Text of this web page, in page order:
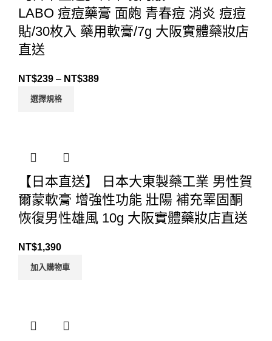
LABO 痘痘藥膏 面皰 青春痘 消炎 痘痘
貼/30枚入 藥用軟膏/7g 大阪實體藥妝店
直送
NT$239 – NT$389
選擇規格
【日本直送】 日本大東製藥工業 男性賀
爾蒙軟膏 增強性功能 壯陽 補充睪固酮
恢復男性雄風 10g 大阪實體藥妝店直送
NT$1,390
加入購物車